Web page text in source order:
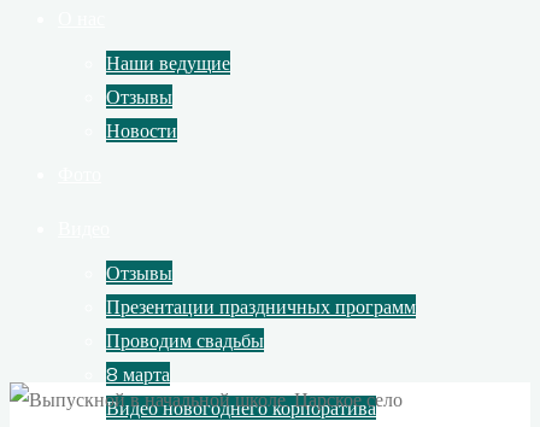
Наши ведущие
Отзывы
Новости
Отзывы
Презентации праздничных программ
Проводим свадьбы
8 марта
Видео новогоднего корпоратива